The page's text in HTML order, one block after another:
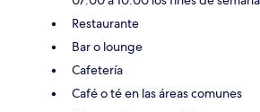
Restaurante
Bar o lounge
Cafetería
Café o té en las áreas comunes